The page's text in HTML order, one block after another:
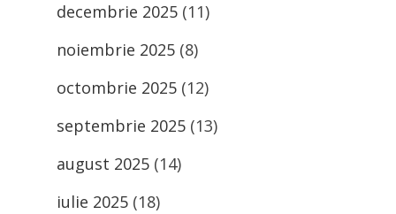
decembrie 2025 (11)
noiembrie 2025 (8)
octombrie 2025 (12)
septembrie 2025 (13)
august 2025 (14)
iulie 2025 (18)